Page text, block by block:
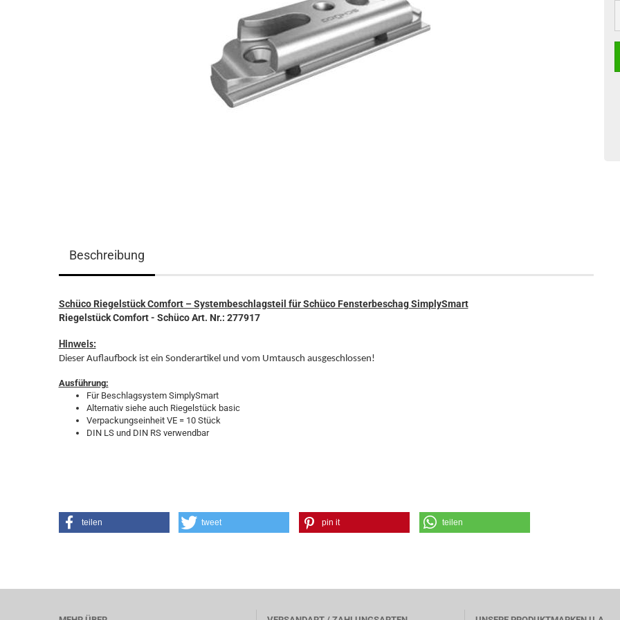
Beschreibung
Schüco Riegelstück Comfort – Systembeschlagsteil für Schüco Fensterbeschag SimplySmart
Riegelstück Comfort - Schüco Art. Nr.: 277917
Hinweis:
Dieser Auflaufbock ist ein Sonderartikel und vom Umtausch ausgeschlossen!
Ausführung:
Für Beschlagsystem SimplySmart
Alternativ siehe auch Riegelstück basic
Verpackungseinheit VE = 10 Stück
DIN LS und DIN RS verwendbar
teilen tweet pin it teilen